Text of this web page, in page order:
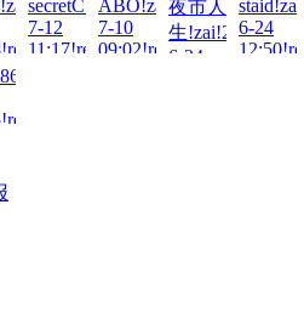
secretC!zai!2025-
7-12
11:17!read!
ABO!zai!2025-
7-10
09:02!read!
夜市人
生!zai!2025-
6-24
6-24